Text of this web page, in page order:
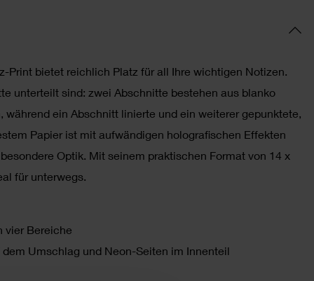
Print bietet reichlich Platz für all Ihre wichtigen Notizen.
unterteilt sind: zwei Abschnitte bestehen aus blanko
während ein Abschnitt linierte und ein weiterer gepunktete,
Papier ist mit aufwändigen holografischen Effekten
Optik. Mit seinem praktischen Format von 14 x
für unterwegs.
vier Bereiche
Umschlag und Neon-Seiten im Innenteil